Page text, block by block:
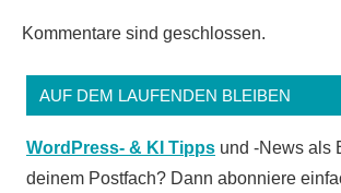
Kommentare sind geschlossen.
AUF DEM LAUFENDEN BLEIBEN
WordPress- & KI Tipps und -News als
deinem Postfach? Dann abonniere